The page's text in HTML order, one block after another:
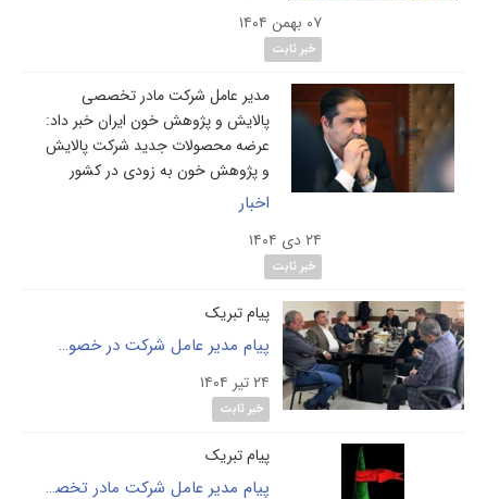
خبر ثابت
مدیر عامل شرکت مادر تخصصی
پالایش و پژوهش خون ایران خبر داد:
عرضه محصولات جدید شرکت پالایش
و پژوهش خون به زودی در کشور
خبر ثابت
پیام تبریک
پیام مدیر عامل شرکت در خصوص گرامیداشت روز حراست
۲۴ تیر ۱۴۰۴
خبر ثابت
پیام تبریک
پیام مدیر عامل شرکت مادر تخصصی پالایش و پژوهش خون ، دکتر فردین بلوچی، به مناسبت فرا رسیدن هفته دفاع مقدّس